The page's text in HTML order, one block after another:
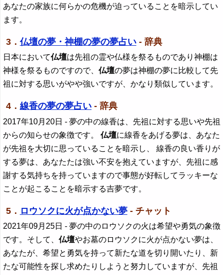
あなたの家族に何らかの危機が迫っていることを暗示してい
ます。
3．仏壇の夢・神棚の夢の夢占い- 辞典
日本において仏壇は先祖の霊や仏様を祭るものであり神棚は
神様を祭るものですので、仏壇の夢は神棚の夢に比較して先
祖に対する思いがやや強いですが、かなり類似しています。
4． 線香の夢の夢占い- 辞典
2017年10月20日 - 夢の中の線香は、先祖に対する思いや先祖
からの知らせの象徴です。仏壇に線香をあげる夢は、あなた
が先祖を大切に思っていることを暗示し、 線香の良い香りが
する夢は、あなたたは強い不安を抱えていますが、先祖に感
謝する気持ちを持っていますので事態が好転してラッキーな
ことが起こることを暗示する吉夢です。
5． ロウソクに火が点かない夢- チャット
2021年09月25日 - 夢の中のロウソクの火は希望や勇気の象徴
です。そして、仏壇やお墓のロウソクに火が点かない夢は、
あなたが、希望と勇気を持って新たな道を切り開いたり、新
たな可能性を探し求めたりしようと努力していますが、先祖